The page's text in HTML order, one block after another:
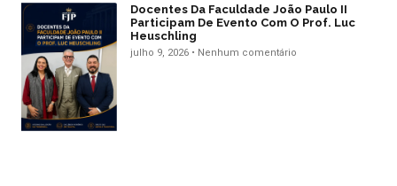
Docentes Da Faculdade João Paulo II
Participam De Evento Com O Prof. Luc
Heuschling
julho 9, 2026 Nenhum comentário